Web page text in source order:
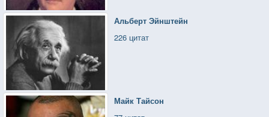
Альберт Эйнштейн
226 цитат
Майк Тайсон